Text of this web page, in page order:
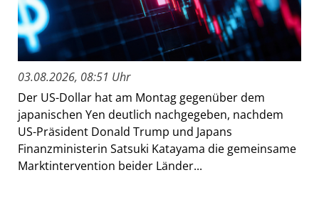
03.08.2026, 08:51 Uhr
Der US-Dollar hat am Montag gegenüber dem
japanischen Yen deutlich nachgegeben, nachdem
US-Präsident Donald Trump und Japans
Finanzministerin Satsuki Katayama die gemeinsame
Marktintervention beider Länder...